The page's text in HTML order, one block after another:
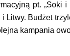
pt. „Soki i
Budżet
kampania